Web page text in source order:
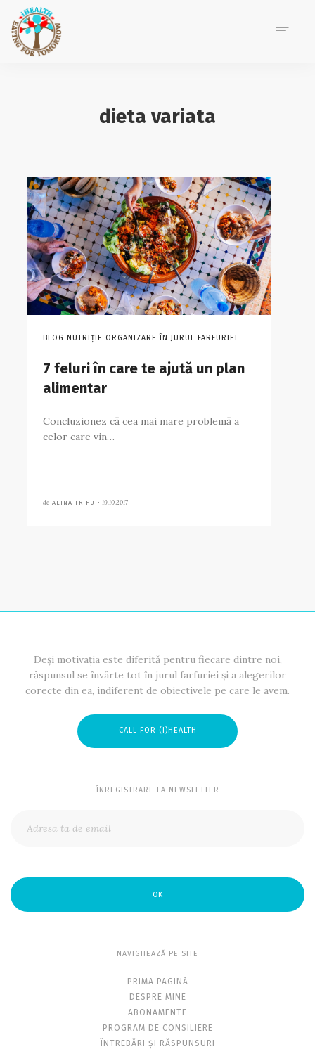
CONSILIERE NUTRIȚIE
CONTACT
dieta variata
BLOG NUTRIȚIE ORGANIZARE ÎN JURUL FARFURIEI
7 feluri în care te ajută un plan
alimentar
Concluzionez că cea mai mare problemă a
celor care vin…
de ALINA TRIFU • 19.10.2017
Deși motivația este diferită pentru fiecare dintre noi,
răspunsul se învârte tot în jurul farfuriei și a alegerilor
corecte din ea, indiferent de obiectivele pe care le avem.
CALL FOR (I)HEALTH
ÎNREGISTRARE LA NEWSLETTER
OK
NAVIGHEAZĂ PE SITE
PRIMA PAGINĂ
DESPRE MINE
ABONAMENTE
PROGRAM DE CONSILIERE
ÎNTREBĂRI ȘI RĂSPUNSURI